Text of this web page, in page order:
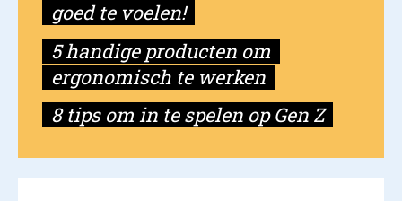
goed te voelen!
​5 handige producten om
ergonomisch te werken
8 tips om in te spelen op Gen Z